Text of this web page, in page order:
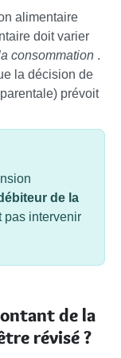
alimentaire
doit varier
consommation .
la décision de
prévoit
de la
pas intervenir
de la
révisé ?